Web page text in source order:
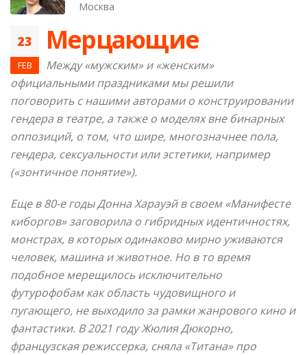
Москва
23
FEB
​Мерцающие
Между «мужским» и «женским»
официальными праздниками мы решили
поговорить с нашими авторами о конструировании
гендера в театре, а также о моделях вне бинарных
оппозиций, о том, что шире, многозначнее пола,
гендера, сексуальности или эстетики, например
(«зонтичное понятие»).
Еще в 80-е годы Донна Харауэй в своем «Манифесте
киборгов» заговорила о гибридных идентичностях,
монстрах, в которых одинаково мирно уживаются
человек, машина и животное. Но в то время
подобное мерещилось исключительно
футурофобам как область чудовищного и
пугающего, не выходило за рамки жанрового кино и
фантастики. В 2021 году Жюлия Дюкорно,
французская режиссерка, сняла «Титана» про